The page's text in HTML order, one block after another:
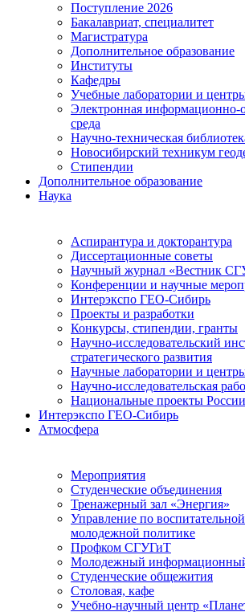
Поступление 2026
Бакалавриат, специалитет
Магистратура
Дополнительное образование
Институты
Кафедры
Учебные лаборатории и
Электронная информационно-
среда
Научно-техническая
Новосибирский техникум
Стипендии
Дополнительное образование
Наука
Аспирантура и докторантура
Диссертационные советы
Научный журнал «Вестник
Конференции и научные
Интерэкспо ГЕО-Сибирь
Проекты и разработки
Конкурсы, стипендии, гранты
Научно-исследовательский
стратегического развития
Научные лаборатории и
Научно-исследовательская
Национальные проекты России
Интерэкспо ГЕО-Сибирь
Атмосфера
Мероприятия
Студенческие объединения
Тренажерный зал «Энергия»
Управление по
молодежной политике
Профком СГУГиТ
Молодежный
Студенческие общежития
Столовая, кафе
Учебно-научный центр